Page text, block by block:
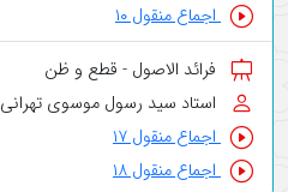
اجماع منقول ۱۰
فرائد الاصول - قطع و ظن
استاد سید رسول موسوی تهرانی
اجماع منقول ۱۷
اجماع منقول ۱۸